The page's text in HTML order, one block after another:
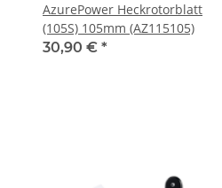
AzurePower Heckrotorblatt
(105S) 105mm (AZ115105)
30,90 € *